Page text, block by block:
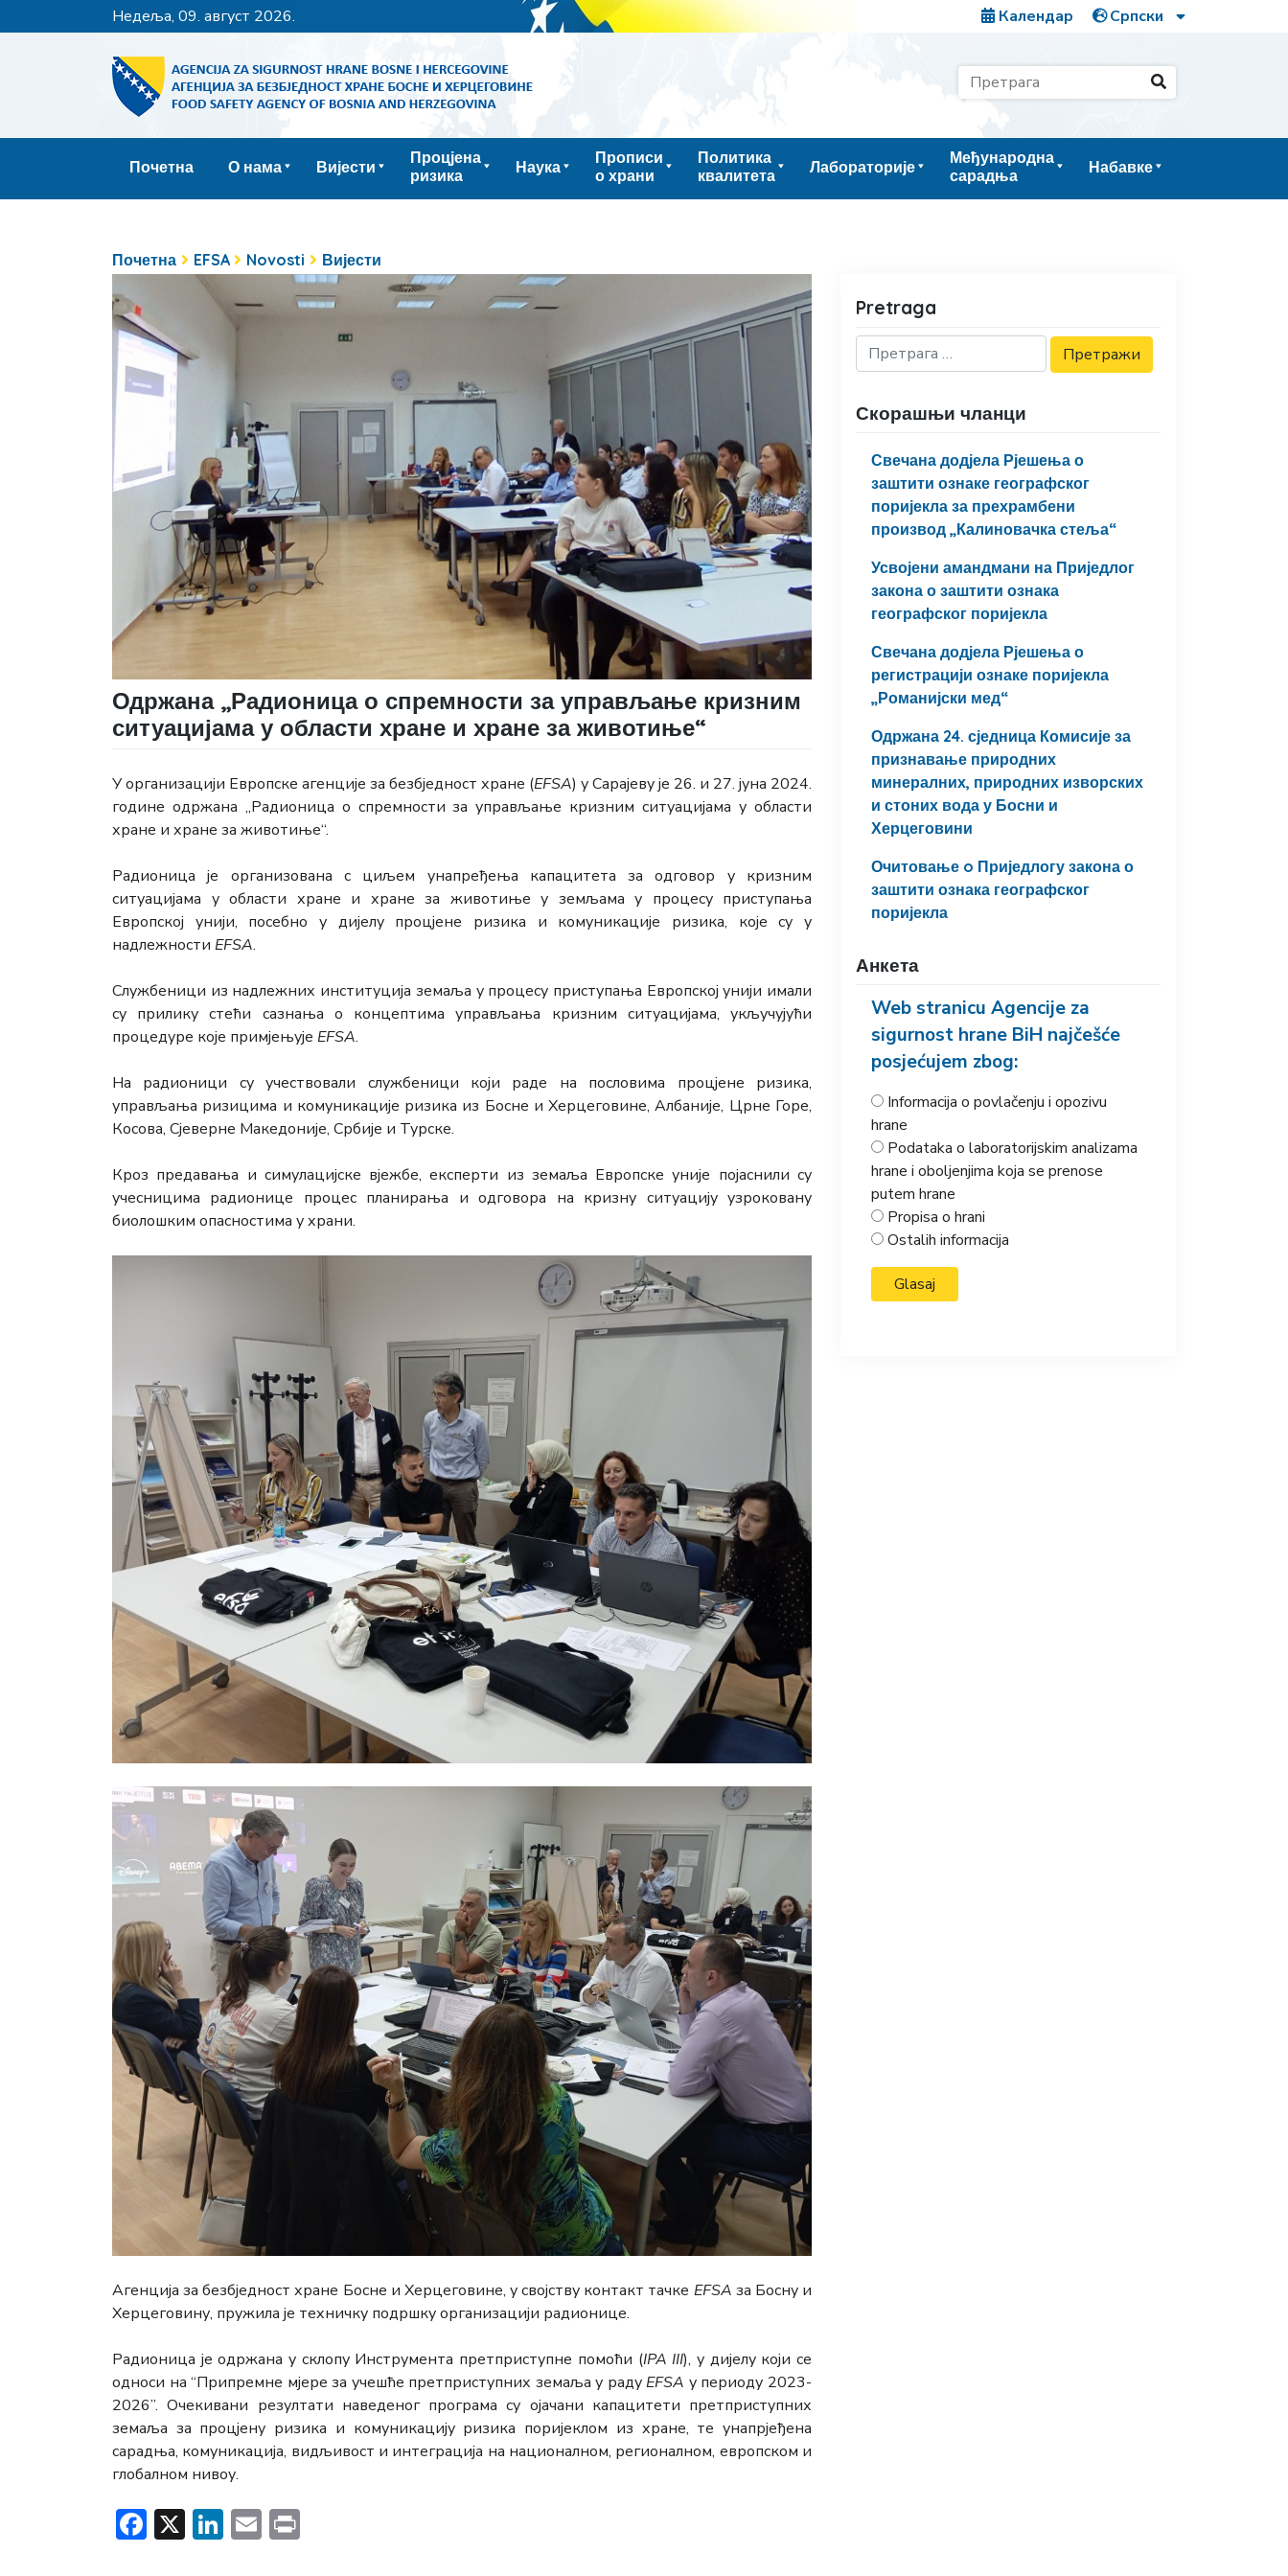
недеља, 09. август 2026. Календар
Почетна О нама Вијести
Процјена
ризика
Наука
Прописи
о храни
Политика
квалитета
Лабораторије
Међународна
сарадња
Набавке
Почетна EFSA Novosti Вијести
Одржана „Радионица о спремности за управљање кризним
ситуацијама у области хране и хране за животиње“
У организацији Европске агенције за безбједност хране (ЕFSА) у Сарајеву је 26. и 27. јуна 2024.
године одржана „Радионица о спремности за управљање кризним ситуацијама у области
хране и хране за животиње“.
Радионица је организована с циљем унапређења капацитета за одговор у кризним
ситуацијама у области хране и хране за животиње у земљама у процесу приступања
Европској унији, посебно у дијелу процјене ризика и комуникације ризика, које су у
надлежности ЕFSА.
Службеници из надлежних институција земаља у процесу приступања Европској унији имали
су прилику стећи сазнања о концептима управљања кризним ситуацијама, укључујући
процедуре које примјењује ЕFSА.
На радионици су учествовали службеници који раде на пословима процјене ризика,
управљања ризицима и комуникације ризика из Босне и Херцеговине, Албаније, Црне Горе,
Косова, Сјеверне Македоније, Србије и Турске.
Кроз предавања и симулацијске вјежбе, експерти из земаља Европске уније појаснили су
учесницима радионице процес планирања и одговора на кризну ситуацију узроковану
биолошким опасностима у храни.
Агенција за безбједност хране Босне и Херцеговине, у својству контакт тачке ЕFSА за Босну и
Херцеговину, пружила је техничку подршку организацији радионице.
Радионица је одржана у склопу Инструмента претприступне помоћи (IPA III), у дијелу који се
односи на “Припремне мјере за учешће претприступних земаља у радуEFSA у периоду 2023-
2026”. Очекивани резултати наведеног програма су ојачани капацитети претприступних
земаља за процјену ризика и комуникацију ризика поријеклом из хране, те унапрјеђена
сарадња, комуникација, видљивост и интеграција на националном, регионалном, европском и
глобалном нивоу.
Facebook
X LinkedIn
Email
Pretraga
Скорашњи чланци
Свечана додјела Рјешења о
заштити ознаке географског
поријекла за прехрамбени
производ „Калиновачка стеља“
Усвојени амандмани на Приједлог
закона о заштити ознака
географског поријекла
Свечана додјела Рјешења о
регистрацији ознаке поријекла
„Романијски мед“
Одржана 24. сједница Комисије за
признавање природних
минералних, природних изворских
и стоних вода у Босни и
Херцеговини
Очитовање o Приједлогу закона о
заштити ознака географског
поријекла
Анкета
Web stranicu Agencije za
sigurnost hrane BiH najčešće
posjećujem zbog:
Informacija o povlačenju i opozivu
hrane
Podataka o laboratorijskim analizama
hrane i oboljenjima koja se prenose
putem hrane
Propisa o hrani
Ostalih informacija